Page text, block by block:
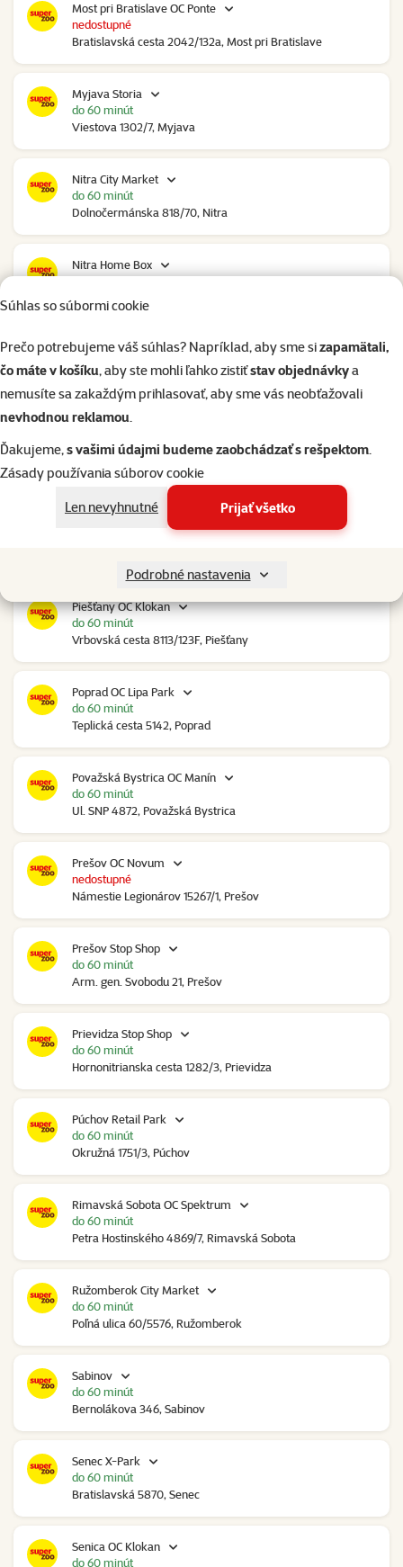
Súhlas so súbormi cookie
Prečo potrebujeme váš súhlas? Napríklad, aby sme sizapamätali,
čo máte v košíku, aby ste mohli ľahko zistiťstav objednávkya
nemusíte sa zakaždým prihlasovať, aby sme vás neobťažovali
nevhodnou reklamou.
Ďakujeme,s vašimi údajmi budeme zaobchádzať s rešpektom.
Zásady používania súborov cookie
Len nevyhnutné
Prijať všetko
Podrobné nastavenia
Most pri Bratislave OC Ponte
Bratislavská cesta 2042/132a, Most pri Bratislave
nedostupné
Myjava Storia
Viestova 1302/7, Myjava
do 60 minút
Nitra City Market
Dolnočermánska 818/70, Nitra
do 60 minút
Nitra Home Box
Bratislavská 35, Nitra
do 60 minút
Nové Mesto nad Váhom RGB Javorina
Trenčianska 2740/70, Nové Mesto nad Váhom
do 60 minút
Nitrianska cesta 109, Nové Zámky
do 60 minút
Pezinok Bozin Shopping
Piešťany OC Klokan
Vrbovská cesta 8113/123F, Piešťany
do 60 minút
Poprad OC Lipa Park
Teplická cesta 5142, Poprad
do 60 minút
Považská Bystrica OC Manín
Ul. SNP 4872, Považská Bystrica
do 60 minút
Prešov OC Novum
Námestie Legionárov 15267/1, Prešov
nedostupné
Prešov Stop Shop
Arm. gen. Svobodu 21, Prešov
do 60 minút
Prievidza Stop Shop
Hornonitrianska cesta 1282/3, Prievidza
do 60 minút
Púchov Retail Park
Okružná 1751/3, Púchov
do 60 minút
Rimavská Sobota OC Spektrum
Petra Hostinského 4869/7, Rimavská Sobota
do 60 minút
Ružomberok City Market
Poľná ulica 60/5576, Ružomberok
do 60 minút
Sabinov
Bernolákova 346, Sabinov
do 60 minút
Senec X-Park
Bratislavská 5870, Senec
do 60 minút
Senica OC Klokan
do 60 minút